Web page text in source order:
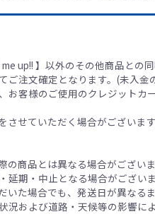
up!! 】以外のその他商品との
ご注文確定となります。(未入
お客様のご使用のクレジット
せていただく場合がございま
商品とは異なる場合がございま
期・中止となる場合がございま
た場合でも、発送日が異なる
および道路・天候等の影響に